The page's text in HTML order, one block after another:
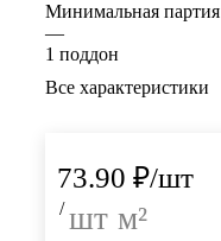
Минимальная партия
—
1 поддон
Все характеристики
73.90 ₽/шт
/ шт м²